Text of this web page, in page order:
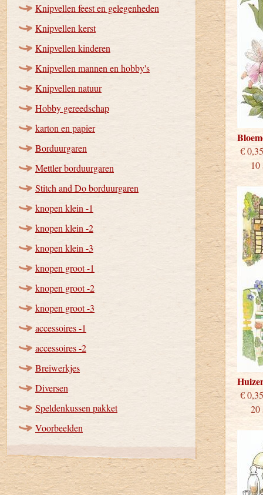
Knipvellen feest en gelegenheden
Knipvellen kerst
Knipvellen kinderen
Knipvellen mannen en hobby's
Knipvellen natuur
Hobby gereedschap
karton en papier
Borduurgaren
Mettler borduurgaren
Stitch and Do borduurgaren
knopen klein -1
knopen klein -2
knopen klein -3
knopen groot -1
knopen groot -2
knopen groot -3
accessoires -1
accessoires -2
Breiwerkjes
Diversen
Speldenkussen pakket
Voorbeelden
10
20